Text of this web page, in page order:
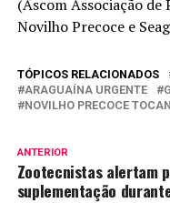
(Ascom Associação
Novilho Precoce e
TÓPICOS RELACIONADOS
ARAGUAÍNA URGENTE
NOVILHO PRECOCE
ANTERIOR
Zootecnistas alertam
suplementação